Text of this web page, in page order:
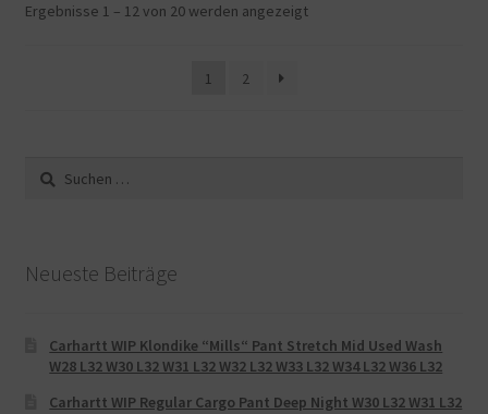
Ergebnisse 1 – 12 von 20 werden angezeigt
1 2
Suche
nach:
Neueste Beiträge
Carhartt WIP Klondike “Mills“ Pant Stretch Mid Used Wash
W28 L32 W30 L32 W31 L32 W32 L32 W33 L32 W34 L32 W36 L32
Carhartt WIP Regular Cargo Pant Deep Night W30 L32 W31 L32